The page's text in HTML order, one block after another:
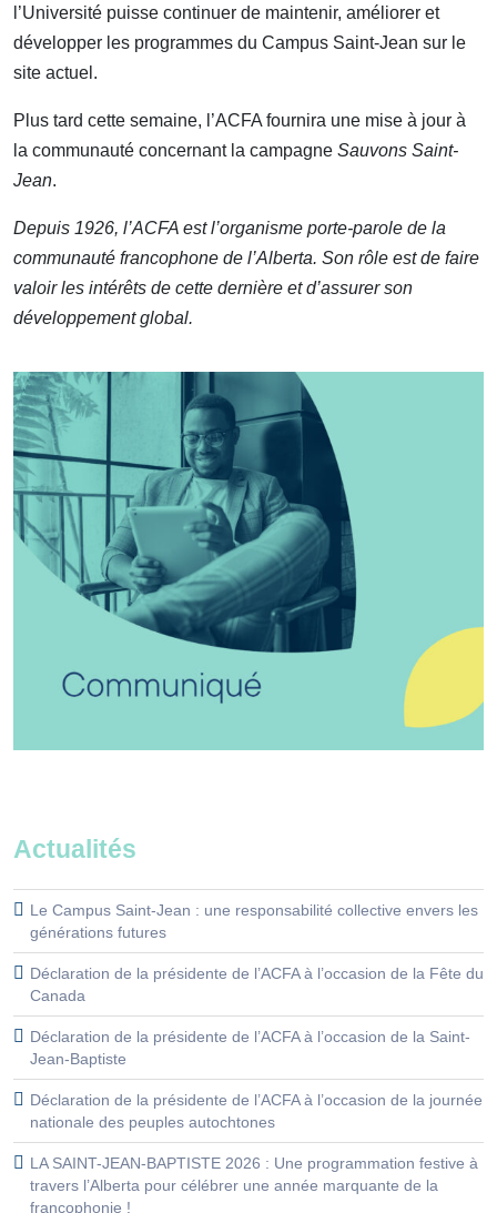
l’Université puisse continuer de maintenir, améliorer et
développer les programmes du Campus Saint-Jean sur le
site actuel.
Plus tard cette semaine, l’ACFA fournira une mise à jour à
la communauté concernant la campagne Sauvons Saint-
Jean.
Depuis 1926, l’ACFA est l’organisme porte-parole de la
communauté francophone de l’Alberta. Son rôle est de faire
valoir les intérêts de cette dernière et d’assurer son
développement global.
Actualités
Le Campus Saint-Jean : une responsabilité collective envers les
générations futures
Déclaration de la présidente de l’ACFA à l’occasion de la Fête du
Canada
Déclaration de la présidente de l’ACFA à l’occasion de la Saint-
Jean-Baptiste
Déclaration de la présidente de l’ACFA à l’occasion de la journée
nationale des peuples autochtones
LA SAINT-JEAN-BAPTISTE 2026 : Une programmation festive à
travers l’Alberta pour célébrer une année marquante de la
francophonie !